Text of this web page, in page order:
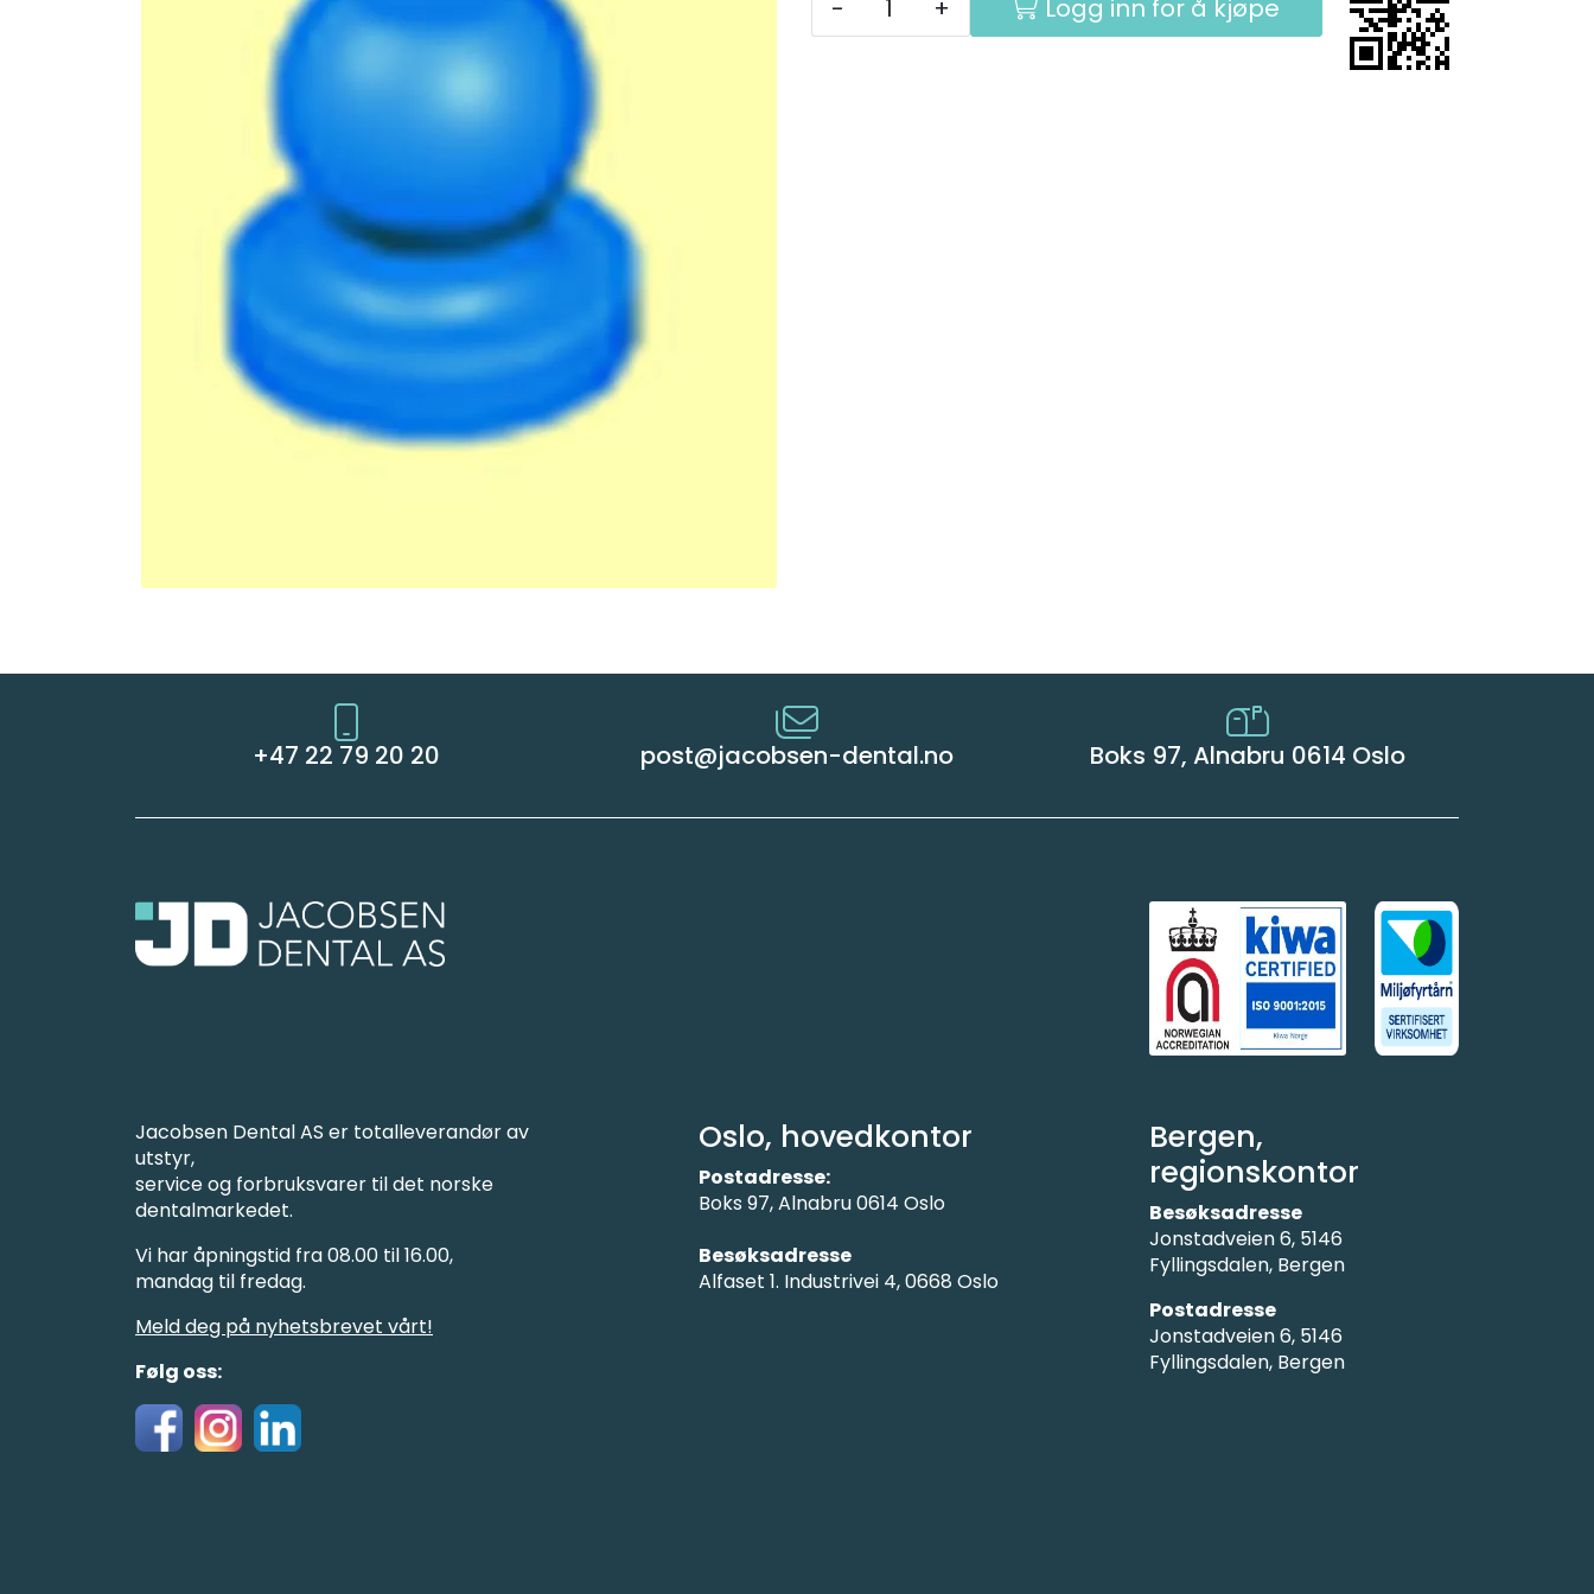
- + Logg inn for å kjøpe
+47 22 79 20 20 post@jacobsen-dental.no Boks 97, Alnabru 0614 Oslo
Jacobsen Dental AS er totalleverandør av
utstyr,
service og forbruksvarer til det norske
dentalmarkedet.
Vi har åpningstid fra 08.00 til 16.00,
mandag til fredag.
Meld deg på nyhetsbrevet vårt!
Følg oss:
Bergen,
regionskontor
Besøksadresse
Jonstadveien 6, 5146
Fyllingsdalen, Bergen
Postadresse
Jonstadveien 6, 5146
Fyllingsdalen, Bergen
Oslo, hovedkontor
Postadresse:
Boks 97, Alnabru 0614 Oslo
Besøksadresse
Alfaset 1. Industrivei 4, 0668 Oslo